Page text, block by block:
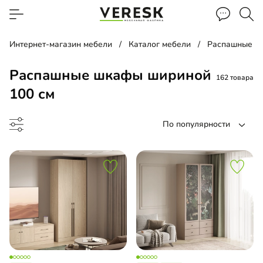
Интернет-магазин мебели Каталог мебели Распашные
Распашные шкафы шириной
100 см
162 товара
По популярности
шкаф